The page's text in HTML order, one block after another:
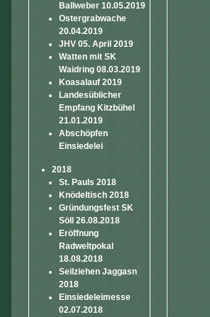
Ballweber 10.05.2019
Ostergrabwache
20.04.2019
JHV 05. April 2019
Watten mit SK
Waidring 08.03.2019
Koasalauf 2019
Landesüblicher
Empfang Kitzbühel
21.01.2019
Abschöpfen
Einsiedelei
2018
St. Pauls 2018
Knödeltisch 2018
Gründungsfest SK
Söll 26.08.2018
Eröffnung
Radweltpokal
18.08.2018
Seilziehen Jaggasn
2018
Einsiedeleimesse
02.07.2018